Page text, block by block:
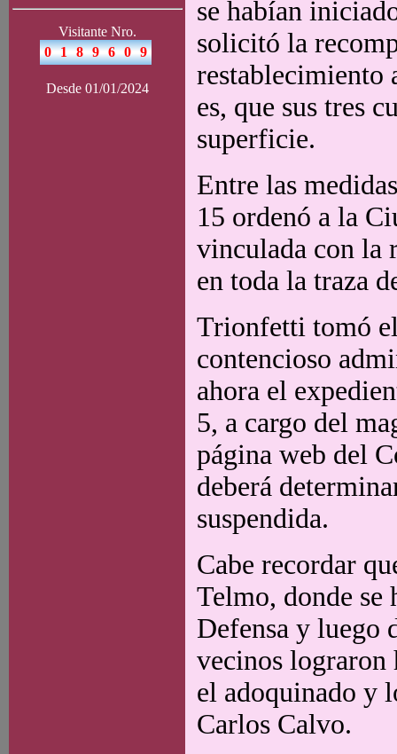
Visitante Nro.
Desde 01/01/2024
se habían
solicitó la
restablecimiento
es, que sus tres
superficie.
Entre las
15 ordenó a la
vinculada con la
en toda la traza
Trionfetti tomó
contencioso
ahora el
5, a cargo del
página web del
deberá
suspendida.
Cabe recordar
Telmo, donde se
Defensa y luego
vecinos lograron
el adoquinado y
Carlos Calvo.